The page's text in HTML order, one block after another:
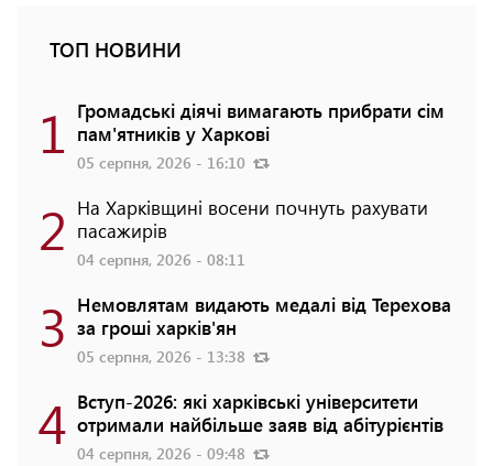
ТОП НОВИНИ
1 Громадські діячі вимагають прибрати сім
пам'ятників у Харкові
05 серпня, 2026 - 16:10
2 На Харківщині восени почнуть рахувати
пасажирів
04 серпня, 2026 - 08:11
3 Немовлятам видають медалі від Терехова
за гроші харків'ян
05 серпня, 2026 - 13:38
4 Вступ-2026: які харківські університети
отримали найбільше заяв від абітурієнтів
04 серпня, 2026 - 09:48